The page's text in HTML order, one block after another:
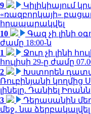
9
Կիլիկիայում
«ռազբորկայի»
հրապարակվել
10
Գազ չի լինի
ժամը 18:00-ն
1
Ջուր չի լինի
հուլիսի 29-ը ժամը
2
Խստորեն
Ռուբինյանի կողմից
լինելը. Դանիել
3
Դերասանին
մեջ․ նա ձերբակալվել